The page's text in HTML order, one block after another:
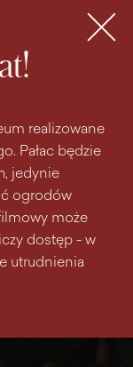
realizowane
Pałac będzie
jedynie
ogrodów
może
dostęp - w
utrudnienia
MENU